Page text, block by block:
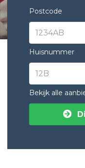
Postcode
Huisnummer
Bekijk alle